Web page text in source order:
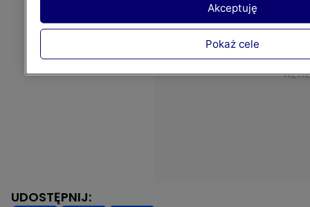
UDOSTĘPNIJ:
Pokaż cele
Akceptuję